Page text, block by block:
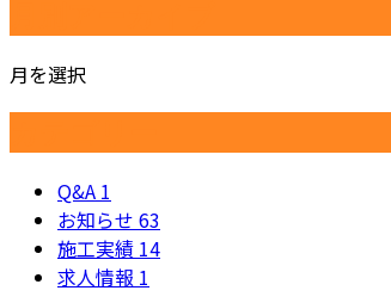
月を選択
Q&A 1
お知らせ 63
施工実績 14
求人情報 1